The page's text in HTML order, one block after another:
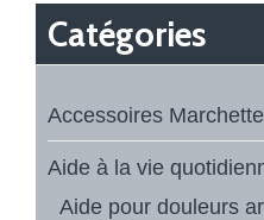
Catégories
Accessoires
Aide à la vie
Aide pour douleurs